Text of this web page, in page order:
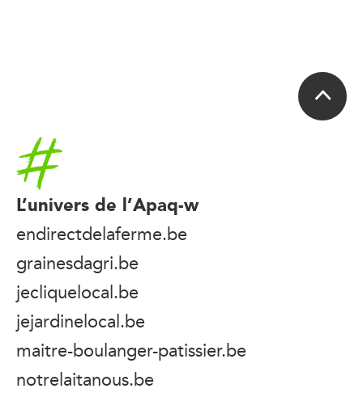
Accueil
L’univers de l’Apaq-w
endirectdelaferme.be
grainesdagri.be
jecliquelocal.be
jejardinelocal.be
maitre-boulanger-patissier.be
notrelaitanous.be